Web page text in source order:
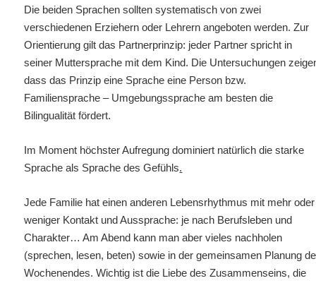
Die beiden Sprachen sollten systematisch von zwei
verschiedenen Erziehern oder Lehrern angeboten werden. Zur
Orientierunggilt das Partnerprinzip: jeder Partner spricht in
seiner Muttersprache mit dem Kind. Die Untersuchungen
dass das Prinzip eine Sprache eine Person bzw.
Familiensprache– Umgebungssprache am besten die
Bilingualität fördert.
Im Moment höchster Aufregung dominiert natürlich die starke
Sprache als Sprache des Gefühls.
Jede Familie hat einen anderen Lebensrhythmus mit mehr oder
weniger Kontakt und Aussprache: je nach Berufsleben und
Charakter… Am Abend kann man aber vieles nachholen
(sprechen, lesen, beten) sowie in der gemeinsamen Planung
Wochenendes. Wichtig ist die Liebe des Zusammenseins, die